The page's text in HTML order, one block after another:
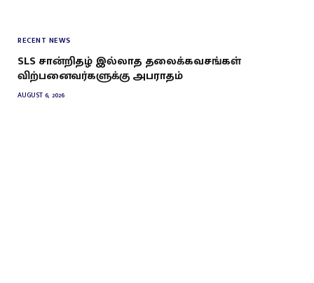
RECENT NEWS
SLS சான்றிதழ் இல்லாத தலைக்கவசங்கள்
விற்பனைவர்களுக்கு அபராதம்
AUGUST 6, 2026